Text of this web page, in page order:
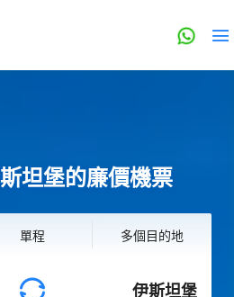
坦堡的廉價機票
單程 多個目的地
伊斯坦堡